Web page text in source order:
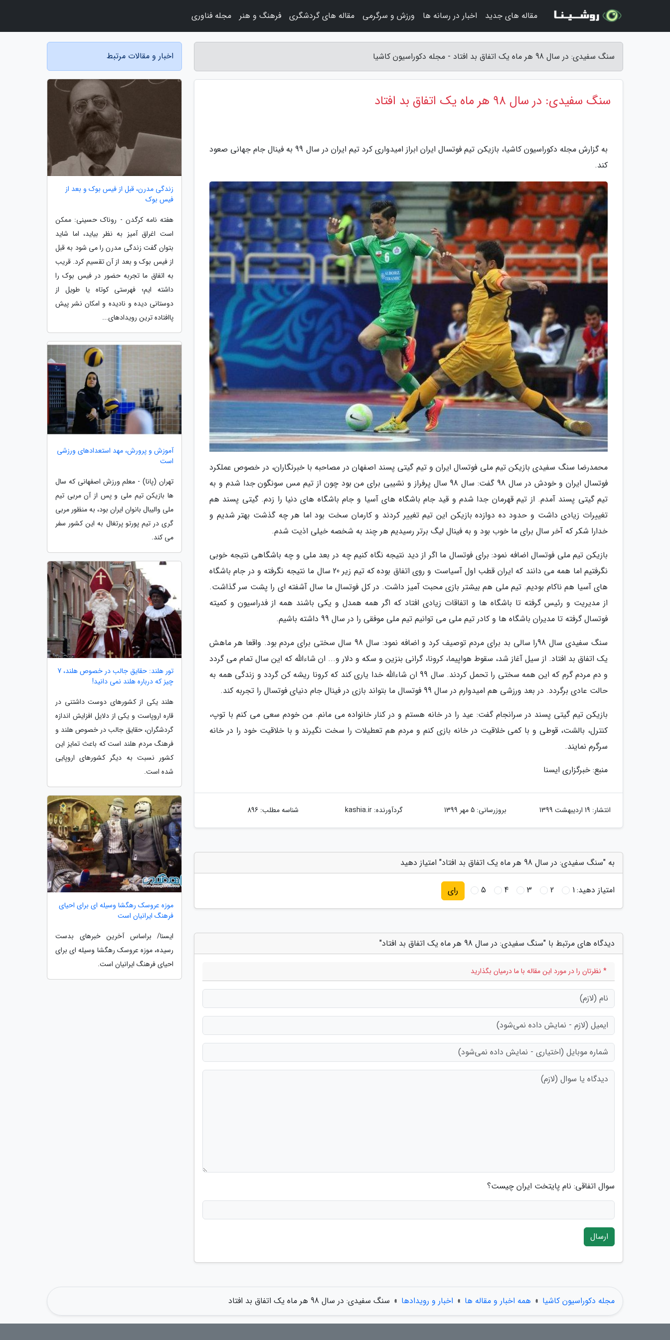
سنگ سفیدی: در سال 98 هر ماه یک اتفاق بد افتاد - مجله دکوراسیون کاشیا
سنگ سفیدی: در سال 98 هر ماه یک اتفاق بد افتاد
به گزارش مجله دکوراسیون کاشیا، بازیکن تیم فوتسال ایران ابراز امیدواری کرد تیم ایران در سال 99 به فینال جام جهانی صعود
کند.
محمدرضا سنگ سفیدی بازیکن تیم ملی فوتسال ایران و تیم گیتی پسند اصفهان در مصاحبه با خبرنگاران، در خصوص عملکرد
فوتسال ایران و خودش در سال 98 گفت: سال 98 سال پرفراز و نشیبی برای من بود چون از تیم مس سونگون جدا شدم و به
تیم گیتی پسند آمدم. از تیم قهرمان جدا شدم و قید جام باشگاه های آسیا و جام باشگاه های دنیا را زدم. گیتی پسند هم
تغییرات زیادی داشت و حدود ده دوازده بازیکن این تیم تغییر کردند و کارمان سخت بود اما هر چه گذشت بهتر شدیم و
خدارا شکر که آخر سال برای ما خوب بود و به فینال لیگ برتر رسیدیم هر چند به شخصه خیلی اذیت شدم.
بازیکن تیم ملی فوتسال اضافه نمود: برای فوتسال ما اگر از دید نتیجه نگاه کنیم چه در بعد ملی و چه باشگاهی نتیجه خوبی
نگرفتیم اما همه می دانند که ایران قطب اول آسیاست و روی اتفاق بوده که تیم زیر 20 سال ما نتیجه نگرفته و در جام باشگاه
های آسیا هم ناکام بودیم. تیم ملی هم بیشتر بازی محبت آمیز داشت. در کل فوتسال ما سال آشفته ای را پشت سر گذاشت.
از مدیریت و رئیس گرفته تا باشگاه ها و اتفاقات زیادی افتاد که اگر همه همدل و یکی باشند همه از فدراسیون و کمیته
فوتسال گرفته تا مدیران باشگاه ها و کادر تیم ملی می توانیم تیم ملی موفقی را در سال 99 داشته باشیم.
سنگ سفیدی سال 98را سالی بد برای مردم توصیف کرد و اضافه نمود: سال 98 سال سختی برای مردم بود. واقعا هر ماهش
یک اتفاق بد افتاد. از سیل آغاز شد، سقوط هواپیما، کرونا، گرانی بنزین و سکه و دلار و... ان شاءالله که این سال تمام می گردد
و دم مردم گرم که این همه سختی را تحمل کردند. سال 99 ان شاءالله خدا یاری کند که کرونا ریشه کن گردد و زندگی همه به
حالت عادی برگردد. در بعد ورزشی هم امیدوارم در سال 99 فوتسال ما بتواند بازی در فینال جام دنیای فوتسال را تجربه کند.
بازیکن تیم گیتی پسند در سرانجام گفت: عید را در خانه هستم و در کنار خانواده می مانم. من خودم سعی می کنم با توپ،
کنترل، بالشت، قوطی و با کمی خلاقیت در خانه بازی کنم و مردم هم تعطیلات را سخت نگیرند و با خلاقیت خود را در خانه
سرگرم نمایند.
منبع: خبرگزاری ایسنا
انتشار: 19 اردیبهشت 1399 بروزرسانی: 5 مهر 1399 گردآورنده:kashia.ir شناسه مطلب: 896
به "سنگ سفیدی: در سال 98 هر ماه یک اتفاق بد افتاد" امتیاز دهید
امتیاز دهید:1
2
3
4
5 رای
دیدگاه های مرتبط با "سنگ سفیدی: در سال 98 هر ماه یک اتفاق بد افتاد"
* نظرتان را در مورد این مقاله با ما درمیان بگذارید
سوال اتفاقی: نام پایتخت ایران چیست؟
ارسال
اخبار و مقالات مرتبط
زندگی مدرن، قبل از فیس بوک و بعد از
فیس بوک
هفته نامه کرگدن - روناک حسینی: ممکن
است اغراق آمیز به نظر بیاید، اما شاید
بتوان گفت زندگی مدرن را می شود به قبل
از فیس بوک و بعد از آن تقسیم کرد. قریب
به اتفاق ما تجربه حضور در فیس بوک را
داشته ایم؛ فهرستی کوتاه یا طویل از
دوستانی دیده و نادیده و امکان نشر پیش
پاافتاده ترین رویدادهای...
آموزش و پرورش، مهد استعدادهای ورزشی
است
تهران (پانا) - معلم ورزش اصفهانی که سال
ها بازیکن تیم ملی و پس از آن مربی تیم
ملی والیبال بانوان ایران بود، به منظور مربی
گری در تیم پورتو پرتغال به این کشور سفر
می کند.
تور هلند: حقایق جالب در خصوص هلند، 7
چیز که درباره هلند نمی دانید!
هلند یکی از کشورهای دوست داشتنی در
قاره اروپاست و یکی از دلایل افزایش اندازه
گردشگران، حقایق جالب در خصوص هلند و
فرهنگ مردم هلند است که باعث تمایز این
کشور نسبت به دیگر کشورهای اروپایی
شده است.
موزه عروسک رهگشا وسیله ای برای احیای
فرهنگ ایرانیان است
ایسنا/ براساس آخرین خبرهای بدست
رسیده، موزه عروسک رهگشا وسیله ای برای
احیای فرهنگ ایرانیان است.
مجله دکوراسیون کاشیا » همه اخبار و مقاله ها » اخبار و رویدادها » سنگ سفیدی: در سال 98 هر ماه یک اتفاق بد افتاد
مقاله های جدید اخبار در رسانه ها ورزش و سرگرمی مقاله های گردشگری فرهنگ و هنر مجله فناوری